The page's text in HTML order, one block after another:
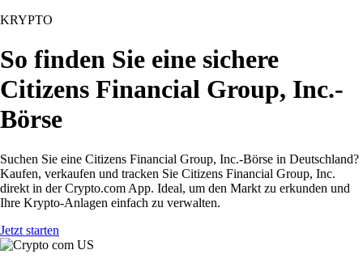
KRYPTO
So finden Sie eine sichere
Citizens Financial Group, Inc.-
Börse
Suchen Sie eine Citizens Financial Group, Inc.-Börse in Deutschland?
Kaufen, verkaufen und tracken Sie Citizens Financial Group, Inc.
direkt in der Crypto.com App. Ideal, um den Markt zu erkunden und
Ihre Krypto-Anlagen einfach zu verwalten.
Jetzt starten